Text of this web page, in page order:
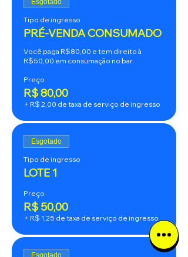
Esgotado
Tipo de ingresso
PRÉ-VENDA CONSUMADO
Você paga R$80,00 e tem direito à
R$50,00 em consumação no bar.
Preço
R$ 80,00
+ R$ 2,00 de taxa de serviço de ingresso
Esgotado
Tipo de ingresso
LOTE 1
Preço
R$ 50,00
+ R$ 1,25 de taxa de serviço de ingresso
Esgotado